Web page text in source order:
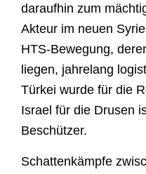
daraufhin zum
Akteur im neuen
HTS-Bewegung,
liegen, jahrelang
Türkei wurde für die
Israel für die Drusen
Beschützer.
Schattenkämpfe